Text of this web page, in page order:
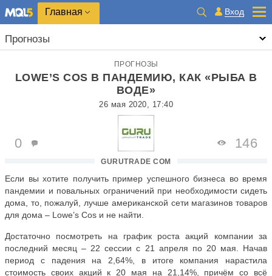
Главная Вход
Прогнозы
ПРОГНОЗЫ
LOWE’S COS В ПАНДЕМИЮ, КАК «РЫБА В
ВОДЕ»
26 мая 2020, 17:40
GURUTRADE COM
0 146
Если вы хотите получить пример успешного бизнеса во время
пандемии и повальных ограничений при необходимости сидеть
дома, то, пожалуй, лучше американской сети магазинов товаров
для дома – Lowe’s Cos и не найти.
Достаточно посмотреть на график роста акций компании за
последний месяц – 22 сессии с 21 апреля по 20 мая. Начав
период с падения на 2,64%, в итоге компания нарастила
стоимость своих акций к 20 мая на 21,14%, причём со всё